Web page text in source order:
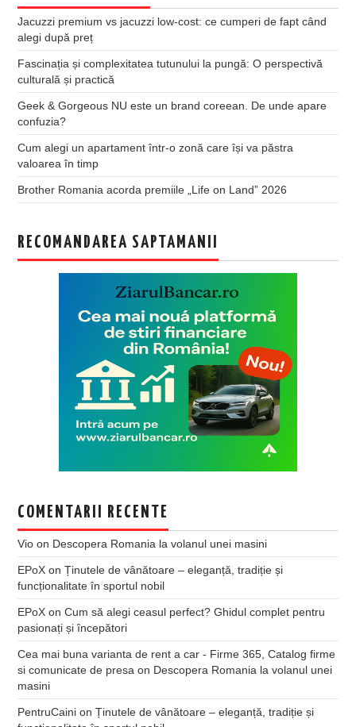
Jacuzzi premium vs jacuzzi low-cost: ce cumperi de fapt când
alegi după preț
Fascinația și complexitatea tutunului la pungă: O perspectivă
culturală și practică
Geek & Gorgeous NU este un brand coreean. De unde apare
confuzia?
Cum alegi un apartament într-o zonă care își va păstra
valoarea în timp
Brother Romania acorda premiile „Life on Land” 2026
RECOMANDAREA SAPTAMANII
COMENTARII RECENTE
Vio on Descopera Romania la volanul unei masini
EPoX onȚinutele de vânătoare – eleganță, tradiție și
funcționalitate în sportul nobil
EPoX onCum să alegi ceasul perfect? Ghidul complet pentru
pasionați și începători
Cea mai buna varianta de rent a car - Firme 365, Catalog firme
si comunicate de presa on Descopera Romania la volanul unei
masini
PentruCaini onȚinutele de vânătoare – eleganță, tradiție și